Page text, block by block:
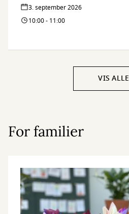
3. september 2026
10:00 - 11:00
VIS ALLE
For familier